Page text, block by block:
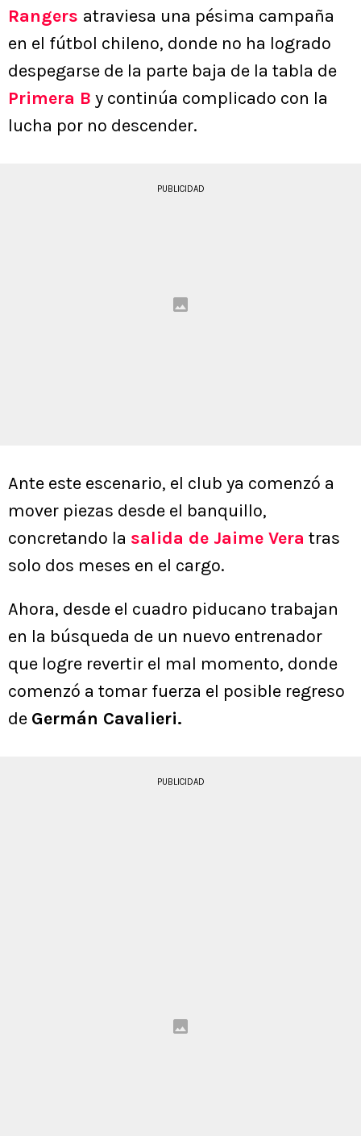
Rangers atraviesa una pésima campaña
en el fútbol chileno, donde no ha logrado
despegarse de la parte baja de la tabla de
Primera B y continúa complicado con la
lucha por no descender.
PUBLICIDAD
Ante este escenario, el club ya comenzó a
mover piezas desde el banquillo,
concretando la salida de Jaime Vera tras
solo dos meses en el cargo.
Ahora, desde el cuadro piducano trabajan
en la búsqueda de un nuevo entrenador
que logre revertir el mal momento, donde
comenzó a tomar fuerza el posible regreso
de Germán Cavalieri.
PUBLICIDAD